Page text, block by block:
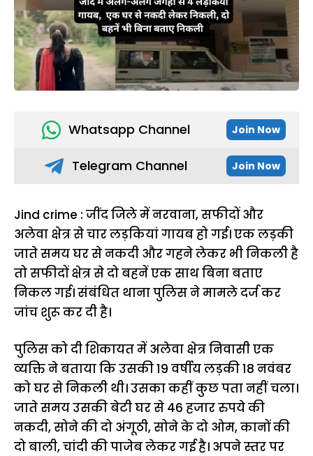
Whatsapp Channel Join Now
Telegram Channel Join Now
Jind crime : जींद जिले में नरवाना, सफीदों और
अलेवा क्षेत्र से चार लड़कियां गायब हो गई। एक लड़की
जाते समय घर से नकदी और गहने लेकर भी निकली है
तो सफीदों क्षेत्र से दो बहनें एक साथ बिना बताए
निकल गई। संबंधित थाना पुलिस ने मामले दर्ज कर
जांच शुरू कर दी है।
पुलिस को दी शिकायत में अलेवा क्षेत्र निवासी एक
व्यक्ति ने बताया कि उसकी 19 वर्षीय लड़की 18 नवंबर
को घर से निकली थी। उसका कहीं कुछ पता नहीं चला।
जाते समय उसकी बेटी घर से 46 हजार रुपये की
नकदी, सोने की दो अंगूठी, सोने के दो ओम, कानों की
दो बाली, चांदी की पाजेब लेकर गई है। अपने स्तर पर